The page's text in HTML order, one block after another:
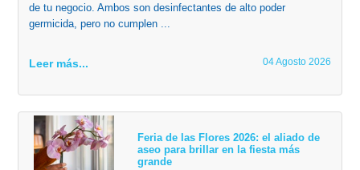
de tu negocio. Ambos son desinfectantes de alto poder
germicida, pero no cumplen ...
Leer más... 04 Agosto 2026
Feria de las Flores 2026: el aliado de
aseo para brillar en la fiesta más
grande